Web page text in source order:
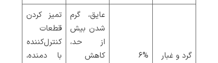
گرد و غبار ۶%
عایق، گرم
شدن بیش
از حد،
کاهش
تمیز کردن
قطعات
کنترل‌کننده
با دمنده،